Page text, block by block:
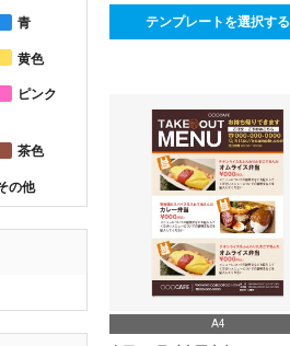
青
黄色
ピンク
茶色
の他
テンプレートを選択する
A4